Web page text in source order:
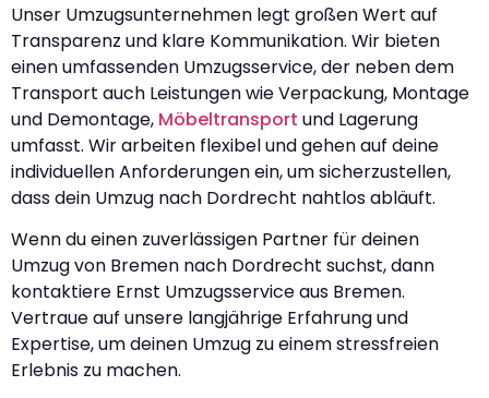
Unser Umzugsunternehmen legt großen Wert auf
Transparenz und klare Kommunikation. Wir bieten
einen umfassenden Umzugsservice, der neben dem
Transport auch Leistungen wie Verpackung, Montage
und Demontage, Möbeltransport und Lagerung
umfasst. Wir arbeiten flexibel und gehen auf deine
individuellen Anforderungen ein, um sicherzustellen,
dass dein Umzug nach Dordrecht nahtlos abläuft.
Wenn du einen zuverlässigen Partner für deinen
Umzug von Bremen nach Dordrecht suchst, dann
kontaktiere Ernst Umzugsservice aus Bremen.
Vertraue auf unsere langjährige Erfahrung und
Expertise, um deinen Umzug zu einem stressfreien
Erlebnis zu machen.